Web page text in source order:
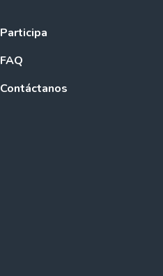
Participa
FAQ
Contáctanos